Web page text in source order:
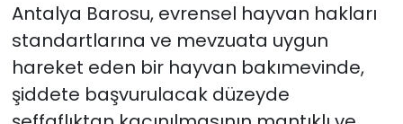
Antalya Barosu, evrensel hayvan hakları
standartlarına ve mevzuata uygun
hareket eden bir hayvan bakımevinde,
şiddete başvurulacak düzeyde